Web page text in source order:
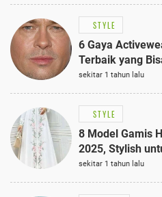
STYLE
6 Gaya
Terbaik yang
sekitar 1 tahun lalu
STYLE
8 Model Gamis
2025, Stylish
Semi-Formal
sekitar 1 tahun lalu